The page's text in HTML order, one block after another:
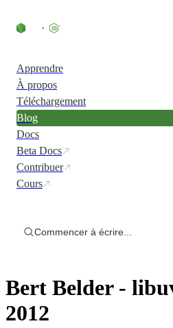
Apprendre
À propos
Téléchargement
Blog
Docs
Beta Docs
Contribuer
Cours
Commencer à écrire...
Bert Belder -
2012